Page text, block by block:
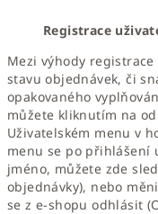
Registrace
Mezi výhody
stavu objednávek, či
opakovaného
můžete kliknutím na
Uživatelském menu v
menu se po přihlášení
jméno, můžete zde
objednávky), nebo
se z e-shopu odhlásit